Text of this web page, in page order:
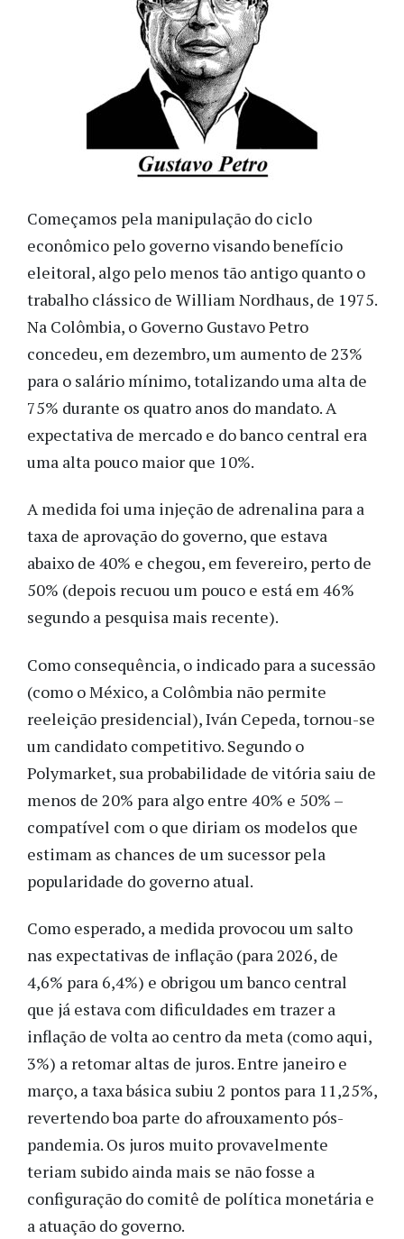
Começamos pela manipulação do ciclo
econômico pelo governo visando benefício
eleitoral, algo pelo menos tão antigo quanto o
trabalho clássico de William Nordhaus, de 1975.
Na Colômbia, o Governo Gustavo Petro
concedeu, em dezembro, um aumento de 23%
para o salário mínimo, totalizando uma alta de
75% durante os quatro anos do mandato. A
expectativa de mercado e do banco central era
uma alta pouco maior que 10%.
A medida foi uma injeção de adrenalina para a
taxa de aprovação do governo, que estava
abaixo de 40% e chegou, em fevereiro, perto de
50% (depois recuou um pouco e está em 46%
segundo a pesquisa mais recente).
Como consequência, o indicado para a sucessão
(como o México, a Colômbia não permite
reeleição presidencial), Iván Cepeda, tornou-se
um candidato competitivo. Segundo o
Polymarket, sua probabilidade de vitória saiu de
menos de 20% para algo entre 40% e 50% –
compatível com o que diriam os modelos que
estimam as chances de um sucessor pela
popularidade do governo atual.
Como esperado, a medida provocou um salto
nas expectativas de inflação (para 2026, de
4,6% para 6,4%) e obrigou um banco central
que já estava com dificuldades em trazer a
inflação de volta ao centro da meta (como aqui,
3%) a retomar altas de juros. Entre janeiro e
março, a taxa básica subiu 2 pontos para 11,25%,
revertendo boa parte do afrouxamento pós-
pandemia. Os juros muito provavelmente
teriam subido ainda mais se não fosse a
configuração do comitê de política monetária e
a atuação do governo.